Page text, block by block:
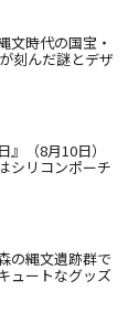
文時代の国宝・
刻んだ謎とデザ
（8月10日）
シリコンポーチ
の縄文遺跡群で
ュートなグッズ